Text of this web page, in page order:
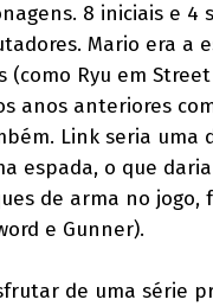
8 iniciais e 4
Mario era a
Ryu em Street
anos anteriores
Link seria uma
espada, o que
de arma no jogo,
e Gunner).
de uma série